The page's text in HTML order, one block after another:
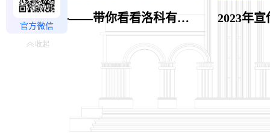
穿越洛科——带你看看洛科有多大 2023年
官方微信
收起